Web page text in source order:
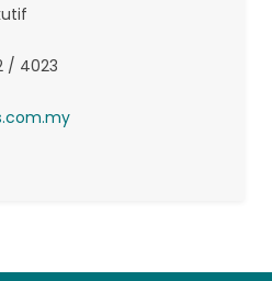
/ 4023